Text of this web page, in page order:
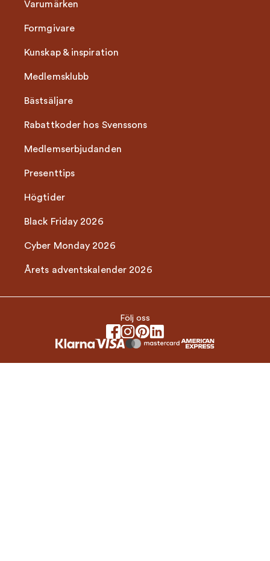
Varumärken
Formgivare
Kunskap & inspiration
Medlemsklubb
Bästsäljare
Rabattkoder hos Svenssons
Medlemserbjudanden
Presenttips
Högtider
Black Friday 2026
Cyber Monday 2026
Årets adventskalender 2026
Följ oss